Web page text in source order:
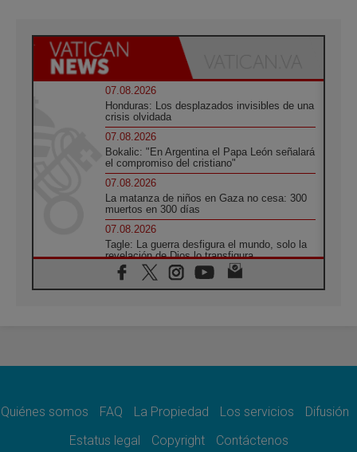
07.08.2026
Honduras: Los desplazados invisibles de una
crisis olvidada
07.08.2026
Bokalic: "En Argentina el Papa León señalará
el compromiso del cristiano"
07.08.2026
La matanza de niños en Gaza no cesa: 300
muertos en 300 días
07.08.2026
Tagle: La guerra desfigura el mundo, solo la
revelación de Dios lo transfigura
07.08.2026
Presentada la Trienal de Arte de las
espacio público
Lanzan un proyecto de empoderamiento
Quiénes somos FAQ La Propiedad Los servicios
Difusión
Estatus legal
Copyright Contáctenos